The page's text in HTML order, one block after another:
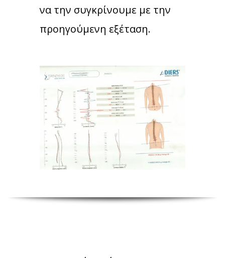
να την συγκρίνουμε με την
προηγούμενη εξέταση.